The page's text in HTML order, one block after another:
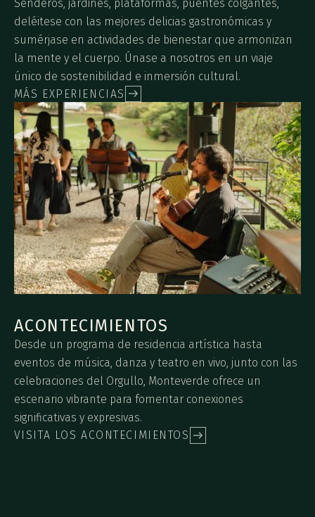
Senderos, jardines, plataformas, puentes colgantes,
deléitese con las mejores delicias gastronómicas y
sumérjase en actividades de bienestar que armonizan
la mente y el cuerpo. Únase a nosotros en un viaje
único de sostenibilidad e inmersión cultural.
MÁS EXPERIENCIAS
ACONTECIMIENTOS
Desde un programa de residencia artística hasta
eventos de música, danza y teatro en vivo, junto con las
celebraciones del Orgullo, Monteverde ofrece un
escenario vibrante para fomentar conexiones
significativas y expresivas.
VISITA LOS ACONTECIMIENTOS